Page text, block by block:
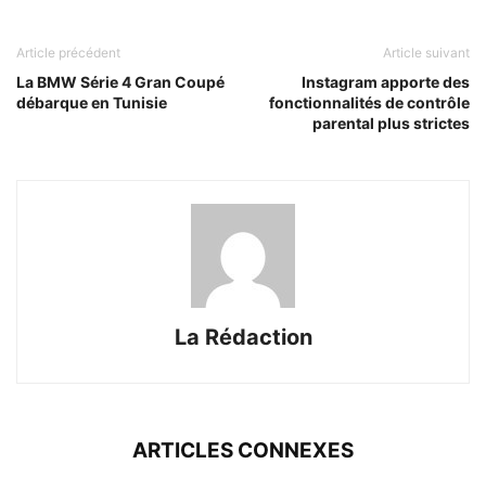
Article précédent
La BMW Série 4 Gran Coupé
débarque en Tunisie
Article suivant
Instagram apporte des
fonctionnalités de contrôle
parental plus strictes
La Rédaction
ARTICLES CONNEXES